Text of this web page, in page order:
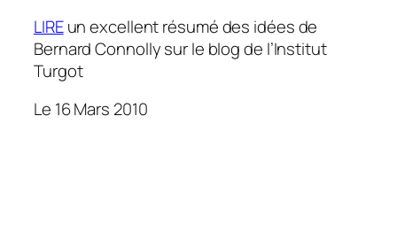
LIREun excellent résumé des idées de
Bernard Connolly sur le blog de l’Institut
Turgot
Le 16 Mars 2010